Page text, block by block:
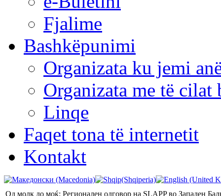
Fjalime
Bashkëpunimi
Organizata ku jemi
Organizata me të cilat
Linqe
Faqet tona të internetit
Kontakt
Од молк до моќ: Регионален одговор на SLAPP во Западен